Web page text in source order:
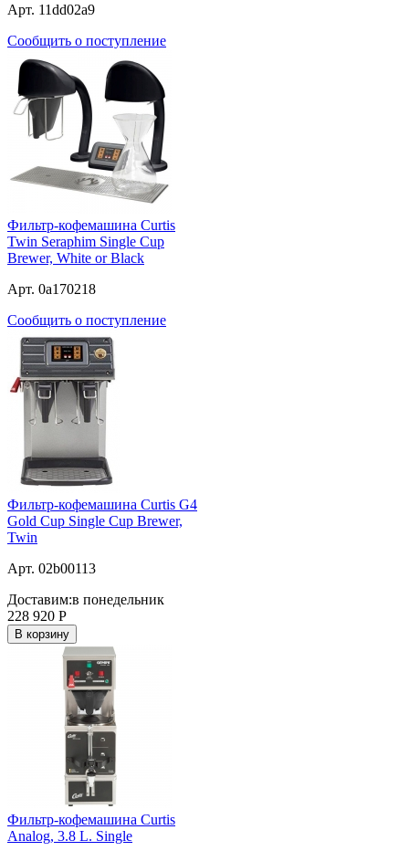
Арт. 11dd02a9
Сообщить о поступление
Фильтр-кофемашина Curtis
Twin Seraphim Single Cup
Brewer, White or Black
Арт. 0a170218
Сообщить о поступление
Фильтр-кофемашина Curtis G4
Gold Cup Single Cup Brewer,
Twin
Арт. 02b00113
Доставим:в понедельник
228 920 Р
В корзину
Фильтр-кофемашина Curtis
Analog, 3.8 L. Single